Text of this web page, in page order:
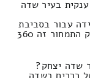
בעיר שדה
עבור בסביבת
שדה יצחק להחליף טיטול פלוס להרכיב ולפרק התמחור זה 360
שדה יצחק?